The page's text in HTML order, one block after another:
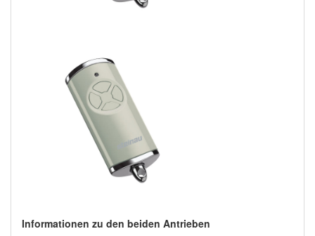
Informationen zu den beiden Antrieben